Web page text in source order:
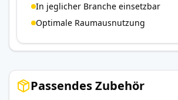
In jeglicher Branche einsetzbar
Optimale Raumausnutzung
Passendes Zubehör